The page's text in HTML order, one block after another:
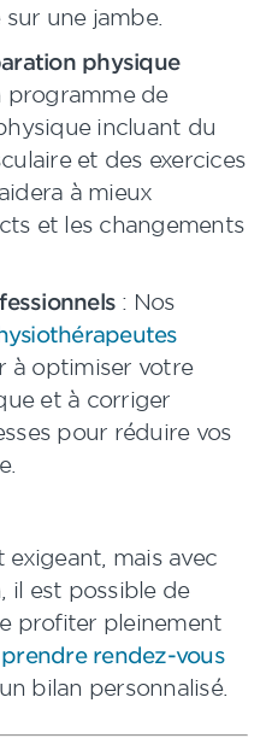
une jambe.
physique
programme de
incluant du
et des exercices
à mieux
et les changements
: Nos
à optimiser votre
et à corriger
pour réduire vos
mais avec
il est possible de
profiter pleinement
prendre rendez-vous
bilan personnalisé.